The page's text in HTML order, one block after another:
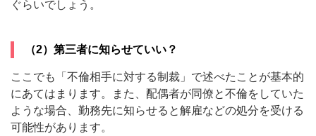
ぐらいでしょう。
（2）第三者に知らせていい？
ここでも「不倫相手に対する制裁」で述べたことが基本的
にあてはまります。また、配偶者が同僚と不倫をしていた
ような場合、勤務先に知らせると解雇などの処分を受ける
可能性があります。